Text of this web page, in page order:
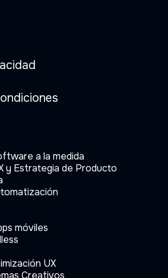
a la medida
y Estrategia de Producto
móviles
UX
Creativos